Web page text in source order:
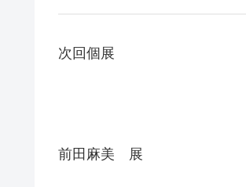
次回個展
前田麻美 展